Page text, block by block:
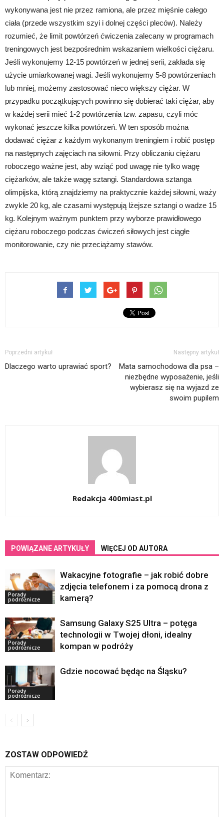
wykonywana jest nie przez ramiona, ale przez mięśnie całego
ciała (przede wszystkim szyi i dolnej części pleców). Należy
rozumieć, że limit powtórzeń ćwiczenia zalecany w programach
treningowych jest bezpośrednim wskazaniem wielkości ciężaru.
Jeśli wykonujemy 12-15 powtórzeń w jednej serii, zakłada się
użycie umiarkowanej wagi. Jeśli wykonujemy 5-8 powtórzeniach
lub mniej, możemy zastosować nieco większy ciężar. W
przypadku początkujących powinno się dobierać taki ciężar, aby
w każdej serii mieć 1-2 powtórzenia tzw. zapasu, czyli móc
wykonać jeszcze kilka powtórzeń. W ten sposób można
dodawać ciężar z każdym wykonanym treningiem i robić postęp
na następnych zajęciach na siłowni. Przy obliczaniu ciężaru
roboczego ważne jest, aby wziąć pod uwagę nie tylko wagę
ciężarków, ale także wagę sztangi. Standardowa sztanga
olimpijska, którą znajdziemy na praktycznie każdej siłowni, waży
zwykle 20 kg, ale czasami występują lżejsze sztangi o wadze 15
kg. Kolejnym ważnym punktem przy wyborze prawidłowego
ciężaru roboczego podczas ćwiczeń siłowych jest ciągłe
monitorowanie, czy nie przeciążamy stawów.
Poprzedni artykuł
Dlaczego warto uprawiać sport?
Następny artykuł
Mata samochodowa dla psa –
niezbędne wyposażenie, jeśli
wybierasz się na wyjazd ze
swoim pupilem
Redakcja 400miast.pl
POWIĄZANE ARTYKUŁY WIĘCEJ OD AUTORA
Porady
podróżnicze
Wakacyjne fotografie – jak robić dobre
zdjęcia telefonem i za pomocą drona z
kamerą?
Porady
podróżnicze
Samsung Galaxy S25 Ultra – potęga
technologii w Twojej dłoni, idealny
kompan w podróży
Porady
podróżnicze
Gdzie nocować będąc na Śląsku?
ZOSTAW ODPOWIEDŹ